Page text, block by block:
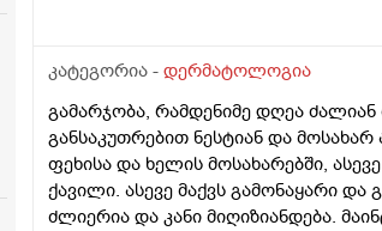
კატეგორია - დერმატოლოგია
გამარჯობა, რამდენიმე დღეა
განსაკუთრებით ნესტიან და
ფეხისა და ხელის მოსახარებში,
ქავილი. ასევე მაქვს გამონაყარი
ძლიერია და კანი მიღიზიანდება.